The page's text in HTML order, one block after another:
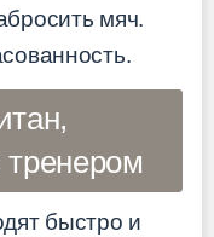
мяч.
быстро и